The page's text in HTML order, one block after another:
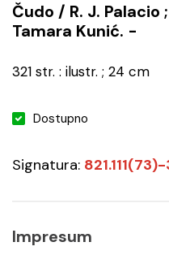
Čudo / R. J.
Tamara Kunić. -
321 str. : ilustr. ; 24 cm
Dostupno
Signatura:
Impresum